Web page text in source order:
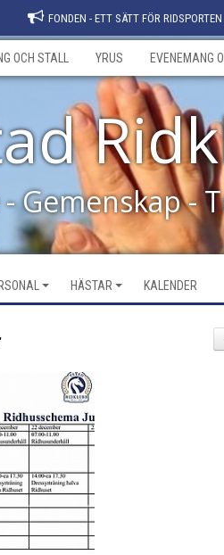
FONDEN - ETT SÄTT FÖR
OCH STALL YRUS EVENEMANG
- Gemenskap -
HÄSTAR KALENDER